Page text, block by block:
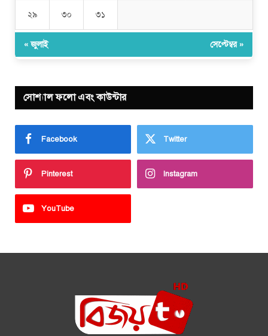
২৯ ৩০ ৩১
« জুলাই সেপ্টেম্বর »
সোশ্যাল ফলো এবং কাউন্টার
Facebook Twitter
Pinterest Instagram
YouTube